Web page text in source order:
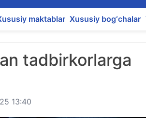
maktablar Xususiy bog‘chalar
tadbirkorlarga
13:40